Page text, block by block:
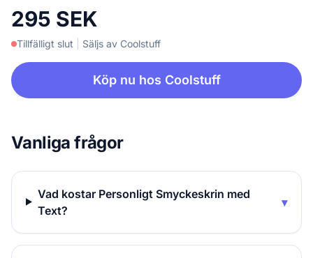
295 SEK
Tillfälligt slut Säljs av Coolstuff
Köp nu hos Coolstuff
Vanliga frågor
Vad kostar Personligt Smyckeskrin med
Text?
▾